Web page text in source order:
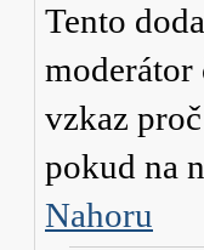
Tento
vzkaz
pokud na
Nahoru